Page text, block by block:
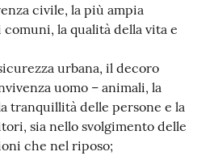
civile, la più ampia
la qualità della vita e
urbana, il decoro
uomo – animali, la
tranquillità delle persone e la
sia nello svolgimento delle
che nel riposo;